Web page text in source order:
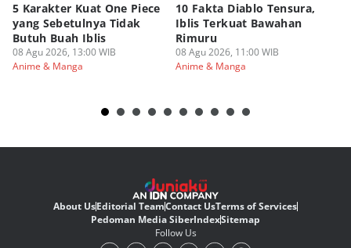
5 Karakter Kuat One Piece
yang Sebetulnya Tidak
Butuh Buah Iblis
08 Agu 2026, 13:00 WIB
Anime & Manga
10 Fakta Diablo Tensura,
Iblis Terkuat Bawahan
Rimuru
08 Agu 2026, 11:00 WIB
Anime & Manga
About UsEditorial TeamContact UsTerms of Services
Pedoman Media SiberIndexSitemap
Follow Us